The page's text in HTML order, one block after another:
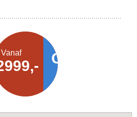
Offerte
aanvragen